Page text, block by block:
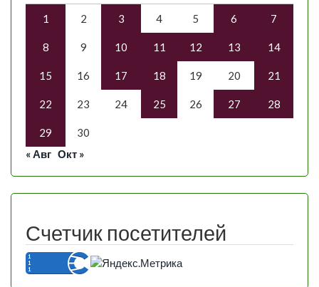
1 2 3 4 5 6 7
8 9 10 11 12 13 14
15 16 17 18 19 20 21
22 23 24 25 26 27 28
29
30
« Авг Окт »
Счетчик посетителей